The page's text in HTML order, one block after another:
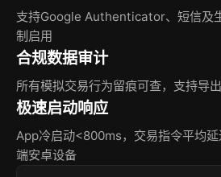
支持Google Authenticator、短信及
制启用
合规数据审计
所有模拟交易行为留痕可查，支持导
极速启动响应
App冷启动<800ms，交易指令平均
端安卓设备